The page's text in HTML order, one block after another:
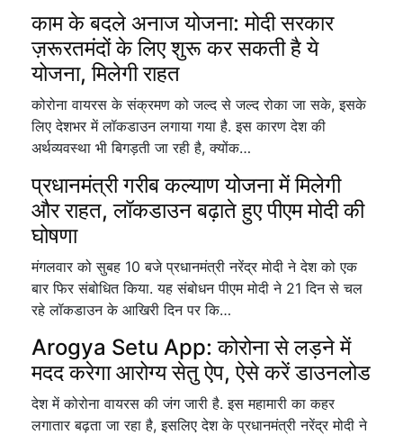
काम के बदले अनाज योजना: मोदी सरकार
ज़रूरतमंदों के लिए शुरू कर सकती है ये
योजना, मिलेगी राहत
कोरोना वायरस के संक्रमण को जल्द से जल्द रोका जा सके, इसके
लिए देशभर में लॉकडाउन लगाया गया है. इस कारण देश की
अर्थव्यवस्था भी बिगड़ती जा रही है, क्योंक…
प्रधानमंत्री गरीब कल्याण योजना में मिलेगी
और राहत, लॉकडाउन बढ़ाते हुए पीएम मोदी की
घोषणा
मंगलवार को सुबह 10 बजे प्रधानमंत्री नरेंद्र मोदी ने देश को एक
बार फिर संबोधित किया. यह संबोधन पीएम मोदी ने 21 दिन से चल
रहे लॉकडाउन के आखिरी दिन पर कि…
Arogya Setu App: कोरोना से लड़ने में
मदद करेगा आरोग्य सेतु ऐप, ऐसे करें डाउनलोड
देश में कोरोना वायरस की जंग जारी है. इस महामारी का कहर
लगातार बढ़ता जा रहा है, इसलिए देश के प्रधानमंत्री नरेंद्र मोदी ने